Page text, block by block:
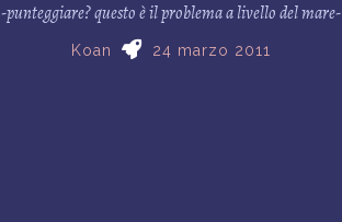
-punteggiare? questo è il problema a livello del mare-
Koan 24 marzo 2011